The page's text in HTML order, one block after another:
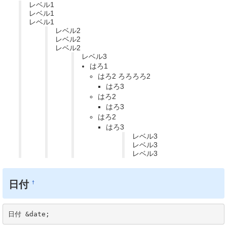
レベル1
レベル1
レベル1
レベル2
レベル2
レベル2
レベル3
はろ1
はろ2 ろろろろ2
はろ3
はろ2
はろ3
はろ2
はろ3
レベル3
レベル3
レベル3
日付 †
日付 &date;